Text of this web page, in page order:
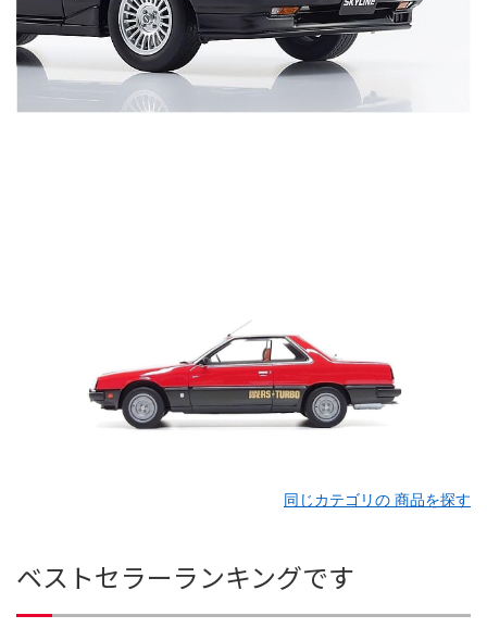
同じカテゴリの 商品を探す
ベストセラーランキングです